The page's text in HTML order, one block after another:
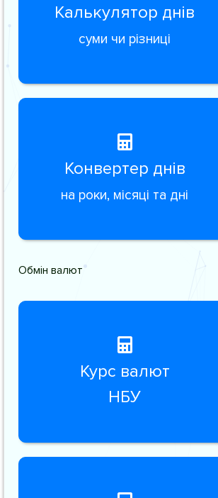
Калькулятор днів
суми чи різниці
Конвертер днів
на роки, місяці та дні
Обмін валют
Курс валют
НБУ